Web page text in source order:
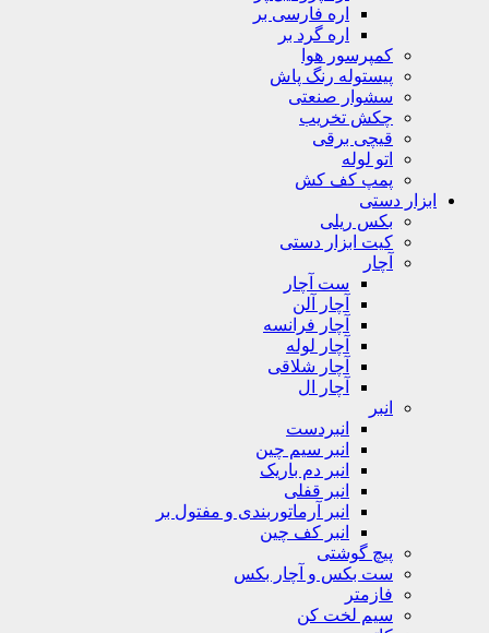
اره فارسی بر
اره گرد بر
کمپرسور هوا
پیستوله رنگ پاش
سشوار صنعتی
چکش تخریب
قیچی برقی
اتو لوله
پمپ کف کش
ابزار دستی
بکس ریلی
کیت ابزار دستی
آچار
ست آچار
آچار آلن
آچار فرانسه
آچار لوله
آچار شلاقی
آچار ال
انبر
انبردست
انبر سیم چین
انبر دم باریک
انبر قفلی
انبر آرماتوربندی و مفتول بر
انبر کف چین
پیچ گوشتی
ست بکس و آچار بکس
فازمتر
سیم لخت کن